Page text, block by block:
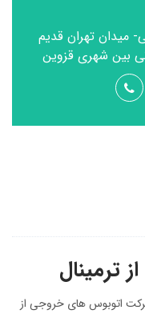
میدان تهران قدیم
بین شهری قزوین
ترمینال
اتوبوس های خروجی از